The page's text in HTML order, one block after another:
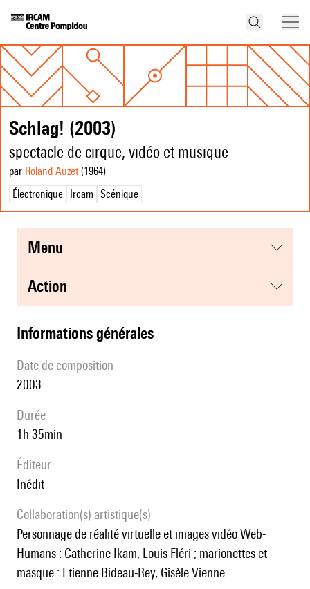
Schlag! (2003)
spectacle de cirque, vidéo et musique
par Roland Auzet(1964)
Électronique
Ircam Scénique
menu
action
informations générales
date de composition
2003
durée
1h 35min
éditeur
Inédit
Collaboration(s) artistique(s)
personnage de réalité virtuelle et images vidéo Web-
Humans : Catherine Ikam, Louis Fléri ; marionettes et
masque : Etienne Bideau-Rey, Gisèle Vienne.